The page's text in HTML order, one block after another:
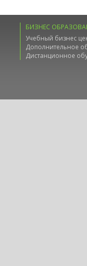
БИЗНЕС
Учебный бизнес
Дополнительное
Дистанционное